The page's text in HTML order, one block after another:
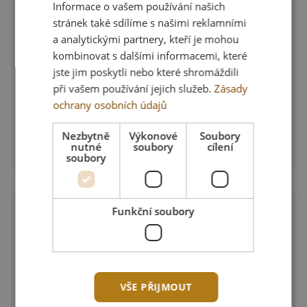
Stabilita na stole
Hustá gumová struktura drží na jakémkoli
typu povrchu stolu.
Nekompromisní skluz
po celé hodiny
Informace o vašem používání našich
stránek také sdílíme s našimi reklamními
a analytickými partnery, kteří je mohou
kombinovat s dalšími informacemi, které
jste jim poskytli nebo které shromáždili
při vašem používání jejich služeb.Zásady
ochrany osobních údajů
Nezbytně
nutné
soubory
Výkonové
soubory
Soubory
cílení
Funkční soubory
VŠE PŘIJMOUT